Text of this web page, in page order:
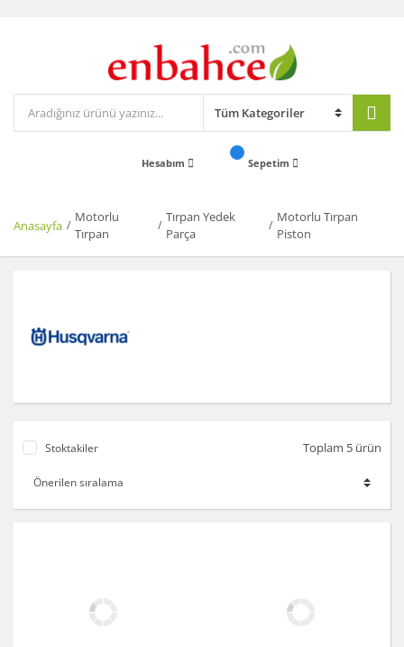
Hesabım Sepetim
Anasayfa
Motorlu
Tırpan
Tırpan Yedek
Parça
Motorlu Tırpan
Piston
Stoktakiler Toplam 5 ürün